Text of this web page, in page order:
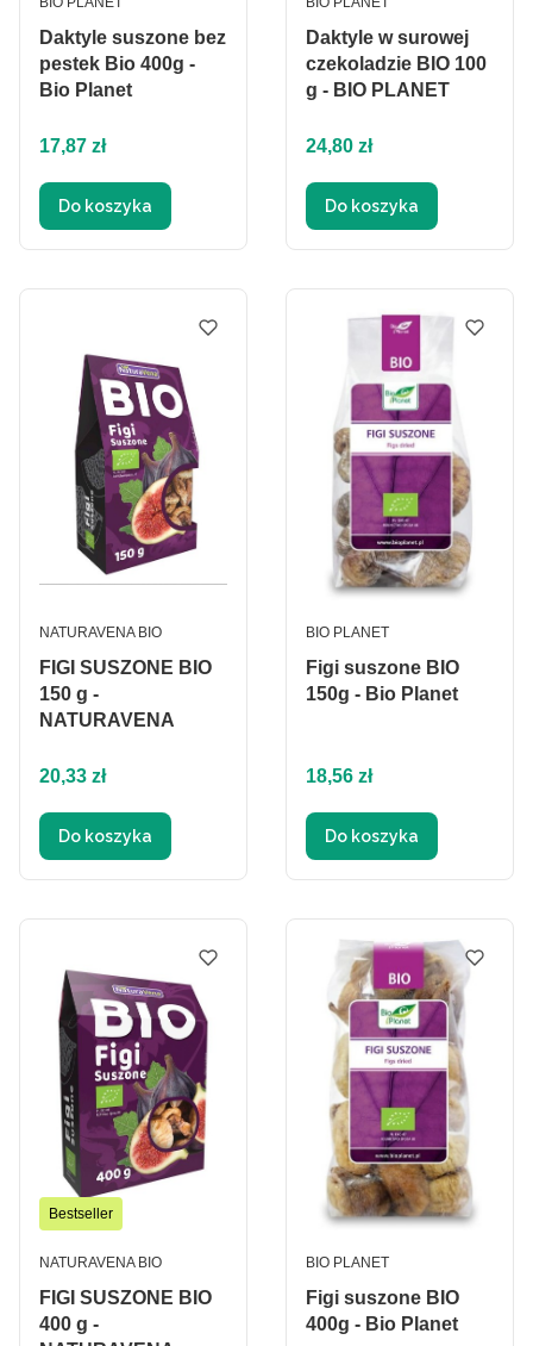
Daktyle suszone bez
pestek Bio 400g -
Bio Planet
Cena
17,87 zł
Do koszyka
Daktyle w surowej
czekoladzie BIO 100
g - BIO PLANET
Cena
24,80 zł
Do koszyka
FIGI SUSZONE BIO
150 g -
NATURAVENA
PRODUCENT
NATURAVENA BIO
Cena
20,33 zł
Do koszyka
Figi suszone BIO
150g - Bio Planet
PRODUCENT
BIO PLANET
Cena
18,56 zł
Do koszyka
Bestseller
FIGI SUSZONE BIO
400 g -
PRODUCENT
NATURAVENA BIO
Figi suszone BIO
400g - Bio Planet
PRODUCENT
BIO PLANET